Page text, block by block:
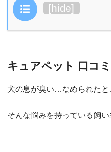
目次 [hide]
キュアペット 口コ
犬の息が臭い…なめられた
そんな悩みを持っている飼い